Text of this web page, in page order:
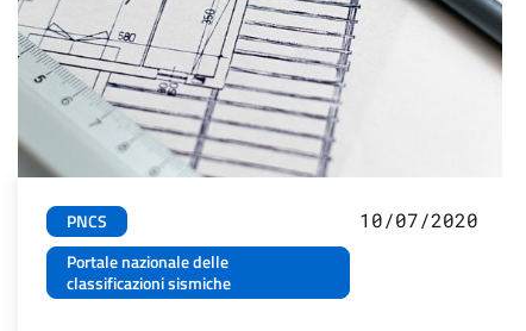
PNCS
Portale nazionale delle
classificazioni sismiche
10/07/2020